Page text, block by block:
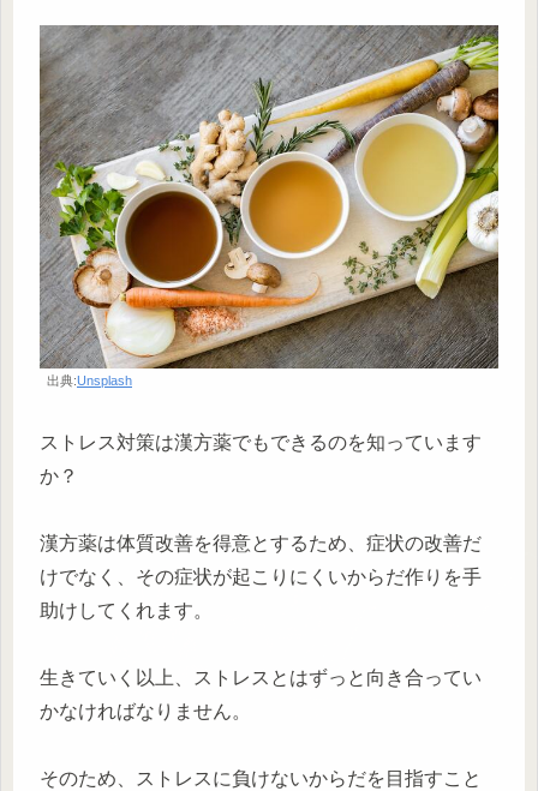
出典:Unsplash
ストレス対策は漢方薬でもできるのを知っています
か？
漢方薬は体質改善を得意とするため、症状の改善だ
けでなく、その症状が起こりにくいからだ作りを手
助けしてくれます。
生きていく以上、ストレスとはずっと向き合ってい
かなければなりません。
そのため、ストレスに負けないからだを目指すこと